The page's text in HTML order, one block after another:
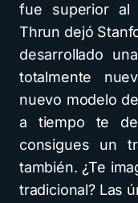
fue superior al
Thrun dejó
desarrollado
totalmente
nuevo modelo
a tiempo te
consigues un
también. ¿Te
tradicional? Las